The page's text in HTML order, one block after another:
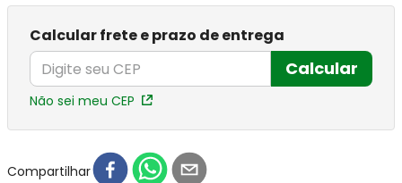
Calcular frete e prazo de entrega
Calcular
Não sei meu CEP
Compartilhar